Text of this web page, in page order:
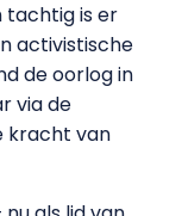
tachtig is er
activistische
de oorlog in
via de
kracht van